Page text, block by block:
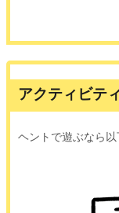
アクティビテ
ヘントで遊ぶなら